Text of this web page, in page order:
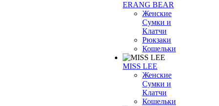
ERANG BEAR
Женские
Сумки и
Клатчи
Рюкзаки
Кошельки
MISS LEE
Женские
Сумки и
Клатчи
Кошельки